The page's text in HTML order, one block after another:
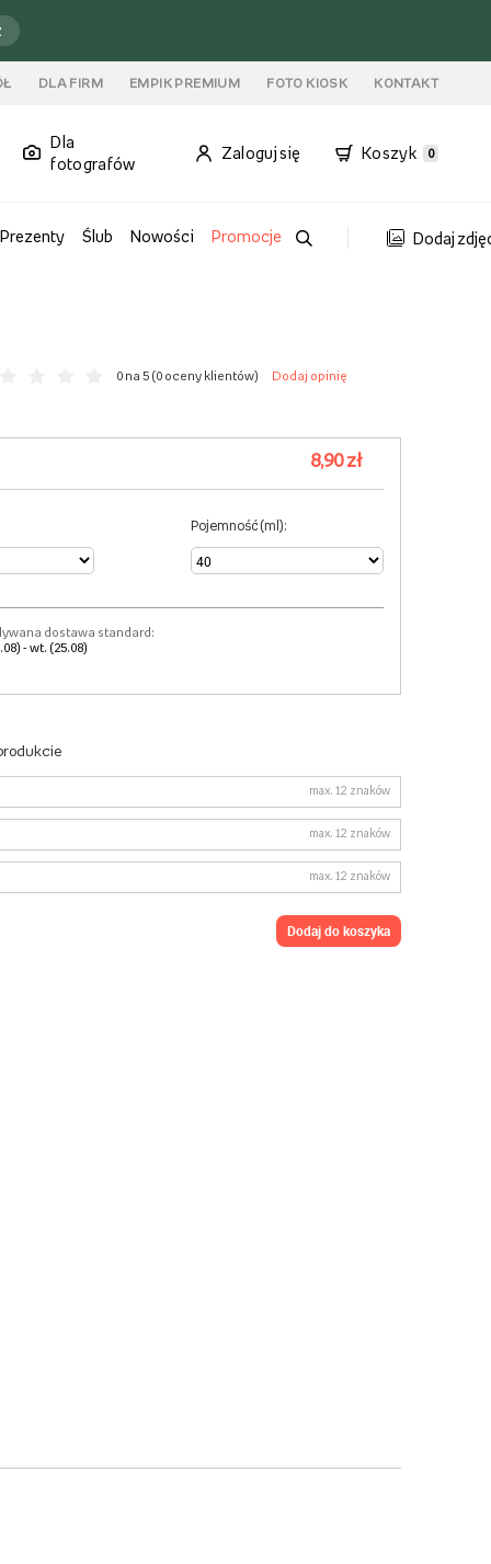
DLA FIRM EMPIK PREMIUM FOTO KIOSK KONTAKT
Dla
fotografów
Zaloguj się Koszyk 0
Prezenty Ślub Nowości Promocje Dodaj
0 na 5 (0 oceny klientów) Dodaj opinię
8,90 zł
Pojemność (ml):
dostawa standard:
- wt. (25.08)
max. 12 znaków
max. 12 znaków
max. 12 znaków
dodaj do koszyka